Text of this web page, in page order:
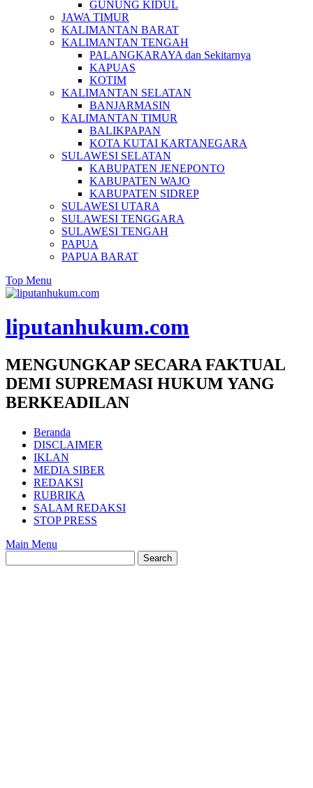
GUNUNG KIDUL
JAWA TIMUR
KALIMANTAN BARAT
KALIMANTAN TENGAH
PALANGKARAYA dan Sekitarnya
KAPUAS
KOTIM
KALIMANTAN SELATAN
BANJARMASIN
KALIMANTAN TIMUR
BALIKPAPAN
KOTA KUTAI KARTANEGARA
SULAWESI SELATAN
KABUPATEN JENEPONTO
KABUPATEN WAJO
KABUPATEN SIDREP
SULAWESI UTARA
SULAWESI TENGGARA
SULAWESI TENGAH
PAPUA
PAPUA BARAT
Top Menu
liputanhukum.com
MENGUNGKAP SECARA FAKTUAL
DEMI SUPREMASI HUKUM YANG
BERKEADILAN
Beranda
DISCLAIMER
IKLAN
MEDIA SIBER
REDAKSI
RUBRIKA
SALAM REDAKSI
STOP PRESS
Main Menu